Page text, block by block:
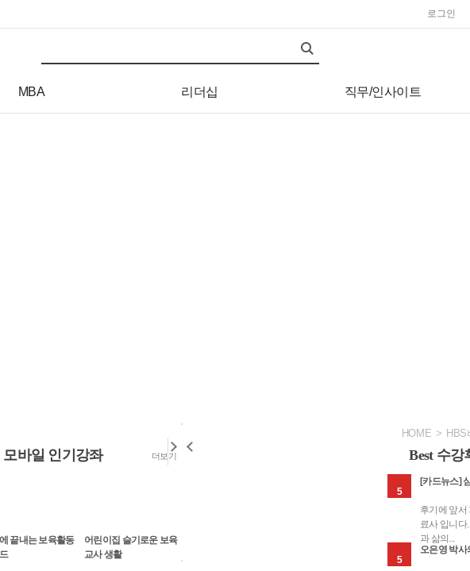
로그인
MBA 리더십 직무/인사이트
HOME > HBS
SMART MBA
모바일 인기강좌 더보기
끝내는 보육활동
어린이집 슬기로운 보육
교사 생활
같이하는 가치, 영유아-교 감성 쑥쑥! 놀이 중
유아 활동지도
Best 수강
5
[카드뉴스]
후기에 앞서
료사 입니다
과 삶의...
5
오은영 박사